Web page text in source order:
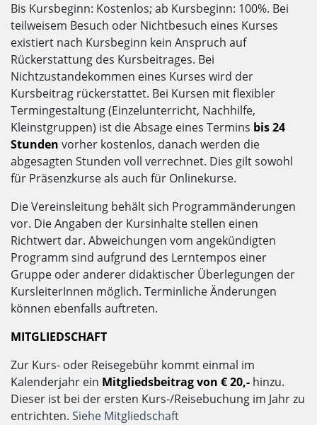
Bis Kursbeginn: Kostenlos; ab Kursbeginn: 100%. Bei
teilweisem Besuch oder Nichtbesuch eines Kurses
existiert nach Kursbeginn kein Anspruch auf
Rückerstattung des Kursbeitrages. Bei
Nichtzustandekommen eines Kurses wird der
Kursbeitrag rückerstattet. Bei Kursen mit flexibler
Termingestaltung (Einzelunterricht, Nachhilfe,
Kleinstgruppen) ist die Absage eines Termins bis 24
Stunden vorher kostenlos, danach werden die
abgesagten Stunden voll verrechnet. Dies gilt sowohl
für Präsenzkurse als auch für Onlinekurse.
Die Vereinsleitung behält sich Programmänderungen
vor. Die Angaben der Kursinhalte stellen einen
Richtwert dar. Abweichungen vom angekündigten
Programm sind aufgrund des Lerntempos einer
Gruppe oder anderer didaktischer Überlegungen der
KursleiterInnen möglich. Terminliche Änderungen
können ebenfalls auftreten.
MITGLIEDSCHAFT
Zur Kurs- oder Reisegebühr kommt einmal im
Kalenderjahr ein Mitgliedsbeitrag von € 20,- hinzu.
Dieser ist bei der ersten Kurs-/Reisebuchung im Jahr zu
entrichten. Siehe Mitgliedschaft